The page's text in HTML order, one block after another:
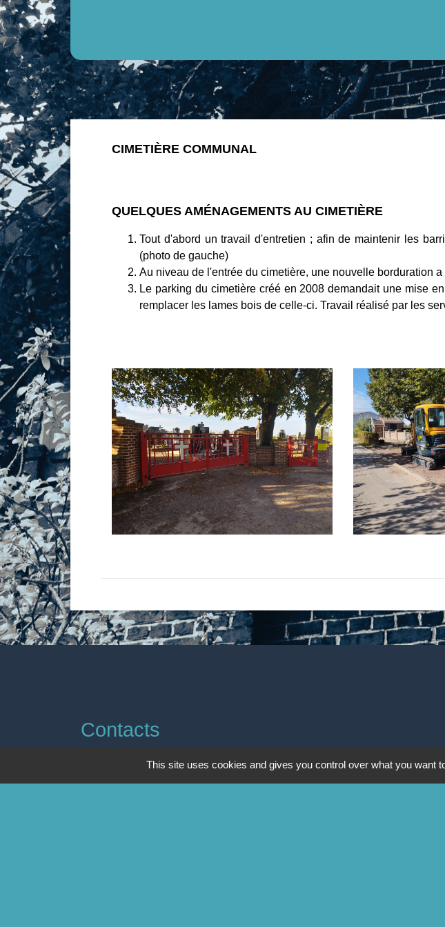
CIMETIÈRE COMMUNAL
QUELQUES AMÉNAGEMENTS AU CIMETIÈRE
Tout d'abord un travail d'entretien ; afin de maintenir les
(photo de gauche)
Au niveau de l'entrée du cimetière, une nouvelle borduration
Le parking du cimetière créé en 2008 demandait une mise
remplacer les lames bois de celle-ci. Travail réalisé par les
Contacts
Commune de Godewaersvelde
Mairie - 2 rue de Boeschèpe
This site uses cookies and gives you control over what you want